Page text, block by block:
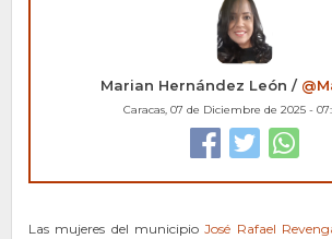
Marian Hernández León /
Caracas, 07 de Diciembre de 2025 -
​Las mujeres del municipioJosé Rafael